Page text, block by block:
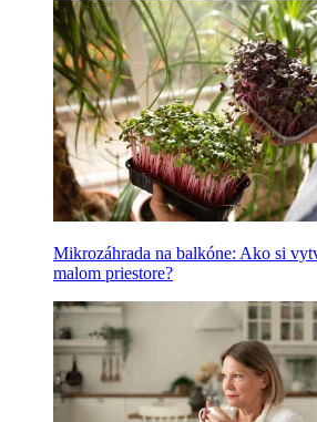
Mikrozáhrada na balkóne: Ako si
malom priestore?